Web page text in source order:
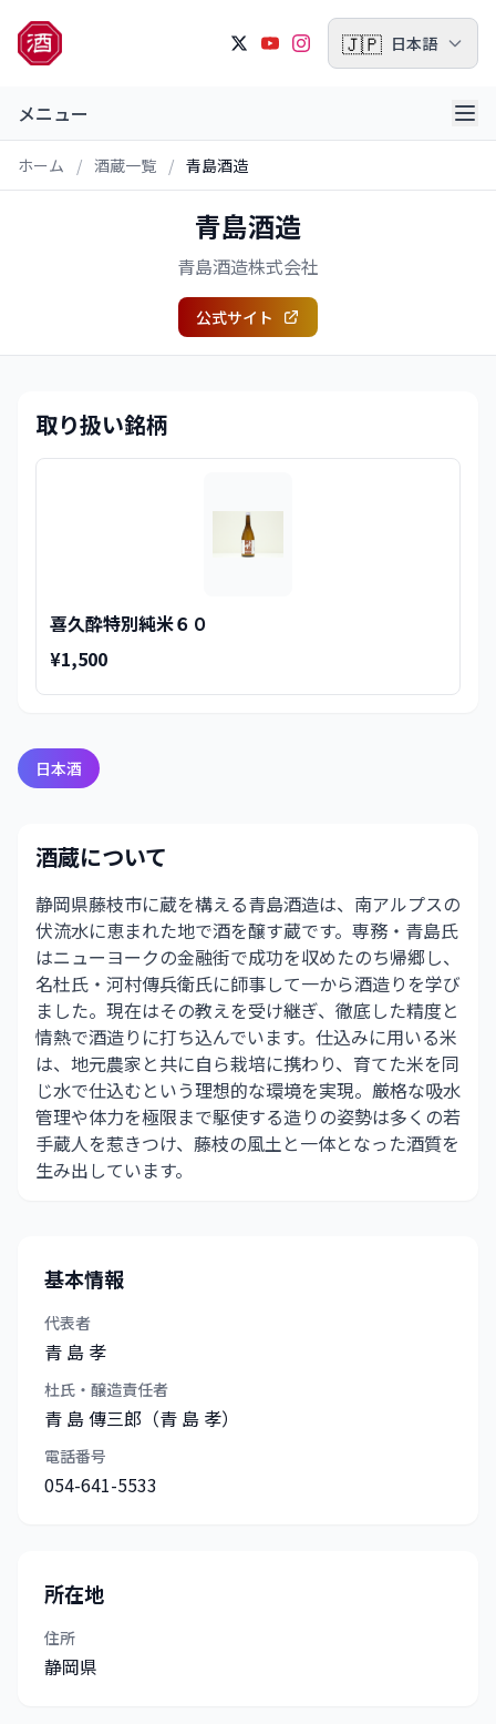
🇯🇵 日本語
メニュー
ホーム / 酒蔵一覧 / 青島酒造
青島酒造
青島酒造株式会社
公式サイト
取り扱い銘柄
喜久酔特別純米６０
¥1,500
日本酒
酒蔵について
静岡県藤枝市に蔵を構える青島酒造は、南アルプスの
伏流水に恵まれた地で酒を醸す蔵です。専務・青島氏
はニューヨークの金融街で成功を収めたのち帰郷し、
名杜氏・河村傳兵衛氏に師事して一から酒造りを学び
ました。現在はその教えを受け継ぎ、徹底した精度と
情熱で酒造りに打ち込んでいます。仕込みに用いる米
は、地元農家と共に自ら栽培に携わり、育てた米を同
じ水で仕込むという理想的な環境を実現。厳格な吸水
管理や体力を極限まで駆使する造りの姿勢は多くの若
手蔵人を惹きつけ、藤枝の風土と一体となった酒質を
生み出しています。
基本情報
代表者
青 島 孝
杜氏・醸造責任者
青 島 傳三郎（青 島 孝）
電話番号
054-641-5533
所在地
住所
静岡県